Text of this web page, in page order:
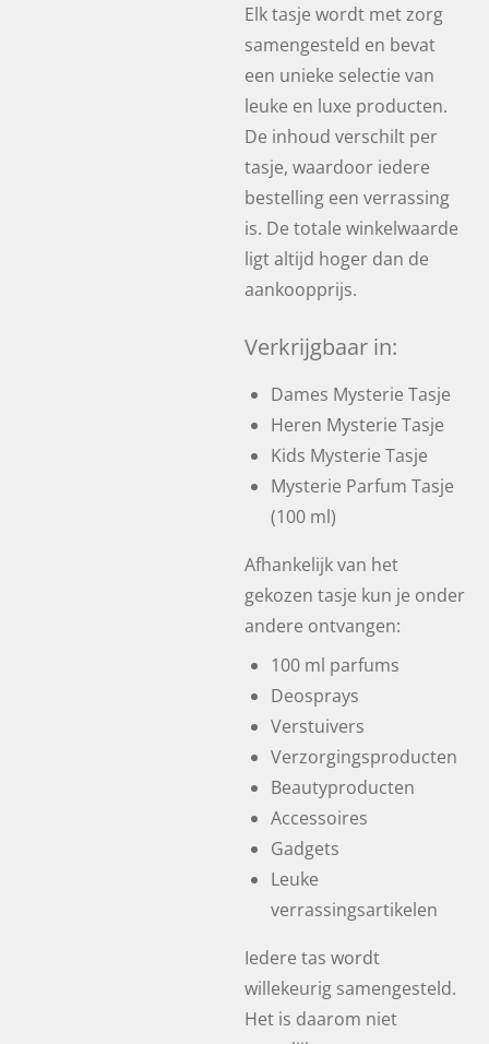
Elk tasje wordt met zorg
samengesteld en bevat
een unieke selectie van
leuke en luxe producten.
De inhoud verschilt per
tasje, waardoor iedere
bestelling een verrassing
is. De totale winkelwaarde
ligt altijd hoger dan de
aankoopprijs.
Verkrijgbaar in:
Dames Mysterie Tasje
Heren Mysterie Tasje
Kids Mysterie Tasje
Mysterie Parfum Tasje
(100 ml)
Afhankelijk van het
gekozen tasje kun je onder
andere ontvangen:
100 ml parfums
Deosprays
Verstuivers
Verzorgingsproducten
Beautyproducten
Accessoires
Gadgets
Leuke
verrassingsartikelen
Iedere tas wordt
willekeurig samengesteld.
Het is daarom niet